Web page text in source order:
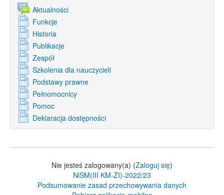
Aktualności
Funkcje
Historia
Publikacje
Zespół
Szkolenia dla nauczycieli
Podstawy prawne
Pełnomocnicy
Pomoc
Deklaracja dostępności
Nie jesteś zalogowany(a) (Zaloguj się)
NiSM(III KM-ZI)-2022/23
Podsumowanie zasad przechowywania danych